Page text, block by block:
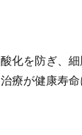
酸化を防ぎ、
治療が健康寿